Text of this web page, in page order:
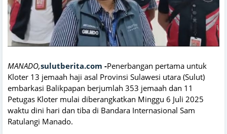
MANADO,sulutberita.com -Penerbangan pertama untuk
Kloter 13 jemaah haji asal Provinsi Sulawesi utara (Sulut)
embarkasi Balikpapan berjumlah 353 jemaah dan 11
Petugas Kloter mulai diberangkatkan Minggu 6 Juli 2025
waktu dini hari dan tiba di Bandara Internasional Sam
Ratulangi Manado.